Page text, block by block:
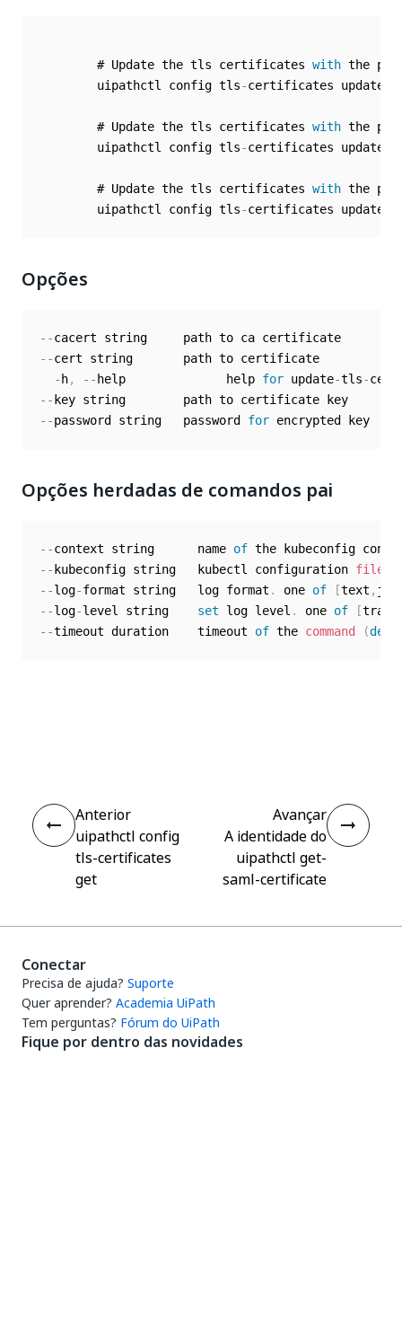
        # Update the tls certificates
with the
        uipathctl config tls
-certificates update
        # Update the tls certificates
with the
        uipathctl config tls
-certificates update
        # Update the tls certificates
with the
        uipathctl config tls
-certificates update
Opções
--
--cert string       path to certificate
- h, -- help              help for update-tls-
--
--password string   password for encrypted key
Opções herdadas de comandos pai
--context string      name of
-- kubeconfig string   kubectl configuration file
--log-format string   log format . one of [text ,
--log-level string set log level . one of [trace
--timeout duration    timeout of the command (
Anterior
uipathctl config
tls-certificates
get
Avançar
A identidade do
uipathctl get-
saml-certificate
Conectar
Precisa de ajuda? Suporte
Quer aprender? Academia UiPath
Tem perguntas? Fórum do UiPath
Fique por dentro das novidades